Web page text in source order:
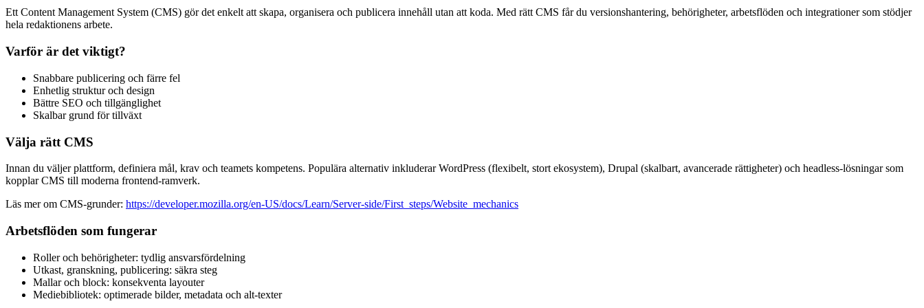
Ett Content Management System (CMS) gör det enkelt att skapa, organisera och publicera innehåll utan att koda. Med rätt CMS får du versionshantering, behörigheter, arbetsflöden och integrationer som stödjer
hela redaktionens arbete.
Varför är det viktigt?
Snabbare publicering och färre fel
Enhetlig struktur och design
Bättre SEO och tillgänglighet
Skalbar grund för tillväxt
Välja rätt CMS
Innan du väljer plattform, definiera mål, krav och teamets kompetens. Populära alternativ inkluderar WordPress (flexibelt, stort ekosystem), Drupal (skalbart, avancerade rättigheter) och headless-lösningar som
kopplar CMS till moderna frontend-ramverk.
Läs mer om CMS-grunder: https://developer.mozilla.org/en-US/docs/Learn/Server-side/First_steps/Website_mechanics
Arbetsflöden som fungerar
Roller och behörigheter: tydlig ansvarsfördelning
Utkast, granskning, publicering: säkra steg
Mallar och block: konsekventa layouter
Mediebibliotek: optimerade bilder, metadata och alt-texter